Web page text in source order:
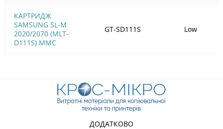
КАРТРИДЖ
SAMSUNG SL-M
2020/2070 (MLT-
D111S) MMC
GT-SD111S Low
ДОДАТКОВО